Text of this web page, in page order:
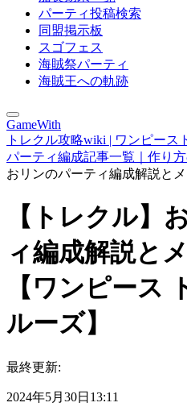
パーティ投稿検索
同盟掲示板
スゴフェス
海賊祭パーティ
海賊王への軌跡
GameWith
トレクル攻略wiki | ワンピース
パーティ編成記事一覧｜作り
おリンのパーティ編成解説と
【トレクル】
ィ編成解説と
【ワンピース
ルーズ】
最終更新:
2024年5月30日13:11